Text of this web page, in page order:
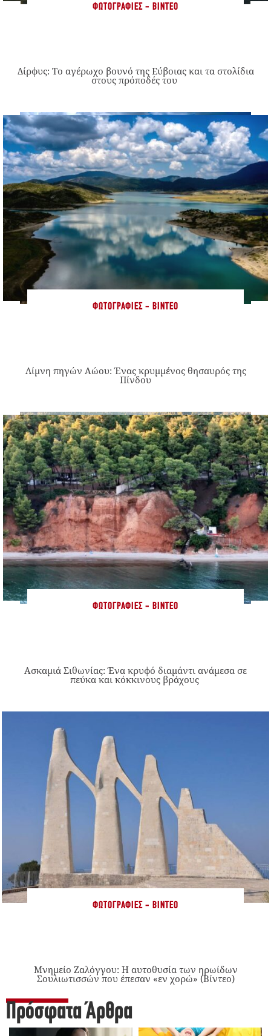
ΦΩΤΟΓΡΑΦΊΕΣ - ΒΊΝΤΕΟ
Δίρφυς: Το αγέρωχο βουνό της Εύβοιας και τα στολίδια
στους πρόποδές του
ΦΩΤΟΓΡΑΦΊΕΣ - ΒΊΝΤΕΟ
Λίμνη πηγών Αώου: Ένας κρυμμένος θησαυρός της
Πίνδου
ΦΩΤΟΓΡΑΦΊΕΣ - ΒΊΝΤΕΟ
Ασκαμιά Σιθωνίας: Ένα κρυφό διαμάντι ανάμεσα σε
πεύκα και κόκκινους βράχους
ΦΩΤΟΓΡΑΦΊΕΣ - ΒΊΝΤΕΟ
Μνημείο Ζαλόγγου: Η αυτοθυσία των ηρωίδων
Σουλιωτισσών που έπεσαν «εν χορώ» (Βίντεο)
Πρόσφατα Άρθρα